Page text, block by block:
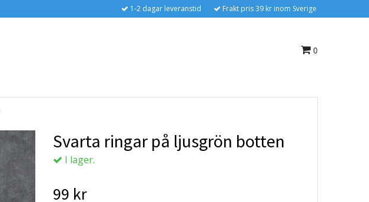
1-2 dagar leveranstid Frakt pris 39 kr inom Sverige
0
Svarta ringar på ljusgrön botten
I lager.
99 kr